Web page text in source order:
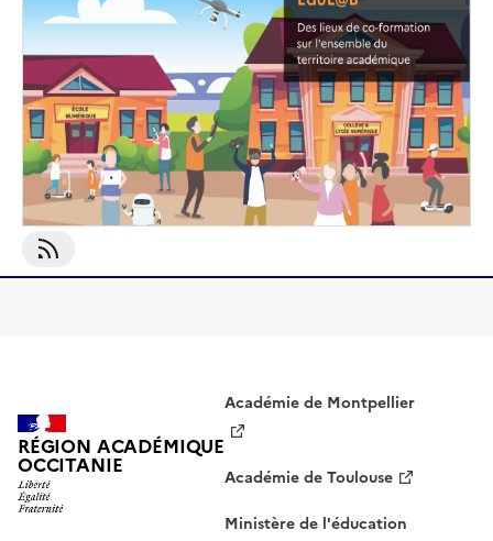
S'abonner À Edulab
RÉGION ACADÉMIQUE
OCCITANIE
Académie de Montpellier
Académie de Toulouse
Ministère de l'éducation